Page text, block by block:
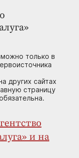
только в
других сайтах
страницу
и на